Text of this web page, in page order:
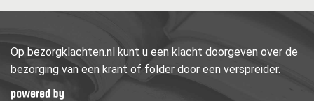
Op bezorgklachten.nl kunt u een klacht doorgeven over de
bezorging van een krant of folder door een verspreider.